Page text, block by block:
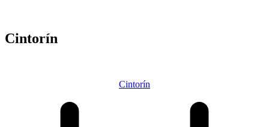
Cintorín
Cintorín